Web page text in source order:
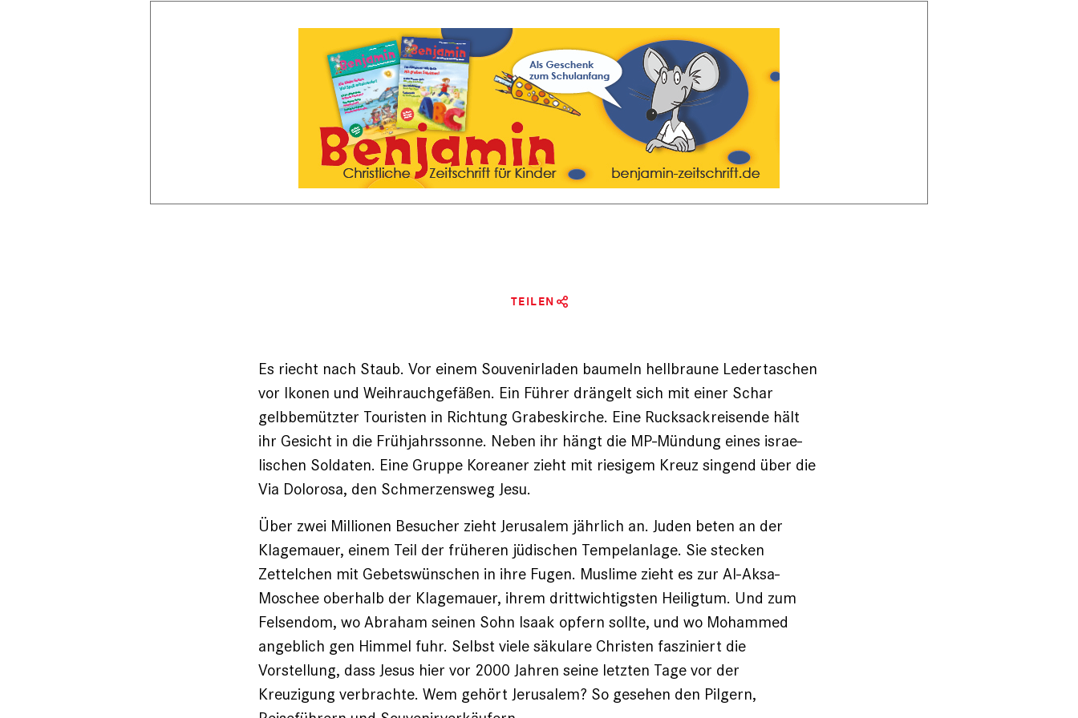
TEILEN
Es riecht nach Staub. Vor einem Souvenirladen baumeln hellbraune Ledertaschen
vor Ikonen und Weihrauchgefäßen. Ein Führer drängelt sich mit einer Schar
gelbbemützter Touristen in Richtung Grabeskirche. Eine Rucksackreisende hält
ihr Gesicht in die Frühjahrssonne. Neben ihr hängt die MP-Mündung eines israe­
lischen Soldaten. Eine Gruppe Koreaner zieht mit riesigem Kreuz singend über die
Via Dolorosa, den Schmerzensweg Jesu.
Über zwei Millionen Besucher zieht Jerusalem jährlich an. Juden beten an der
Klagemauer, einem Teil der früheren jüdischen Tempelanlage. Sie stecken
Zettelchen mit Gebetswünschen in ihre Fugen. Muslime zieht es zur Al-Aksa-
Moschee oberhalb der Klagemauer, ihrem drittwichtigsten Heiligtum. Und zum
Felsendom, wo Abraham seinen Sohn Isaak opfern sollte, und wo Mohammed
angeblich gen Himmel fuhr. Selbst viele säkulare Christen fasziniert die
Vorstellung, dass Jesus hier vor 2000 Jahren seine letzten Tage vor der
Kreuzigung verbrachte. Wem gehört Jerusalem? So gesehen den Pilgern,